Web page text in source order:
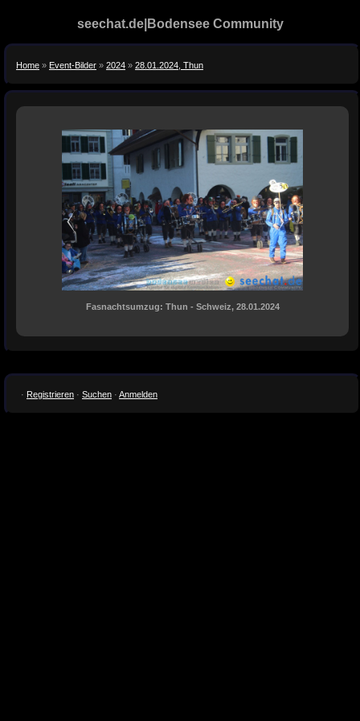
seechat.de|Bodensee Community
Home » Event-Bilder » 2024 » 28.01.2024, Thun
Fasnachtsumzug: Thun - Schweiz, 28.01.2024
· Registrieren · Suchen · Anmelden